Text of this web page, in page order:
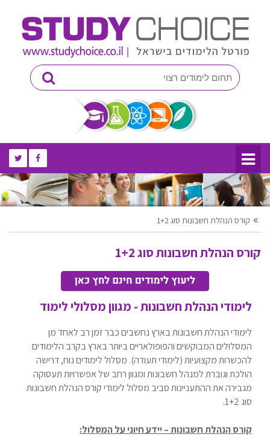
קורס הנהלת חשבונות סוג 1+2
קורס הנהלת חשבונות סוג 1+2
לימודי הנהלת חשבונות - מגוון מסלולי לימוד
לימודי הנהלת חשבונות בארץ נחשבים כבר זמן רב לאחד מן
המסלולים המבוקשים והפופולאריים ביותר בארץ בקרב הלימודים
להכשרות מקצועיות (לימודי תעודה). מסלול לימודים נוח, דרישה
הולכת וגוברת למנהל חשבונות ומגוון רחב של אפשרויות תעסוקה
מגבירה את ההתעניינות סביב מסלול לימודי קורס הנהלת חשבונות
סוג 1+2.
קורס הנהלת חשבונות – יידע חיוני על המסלול: